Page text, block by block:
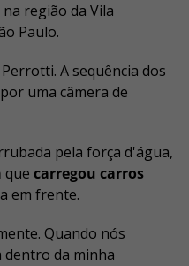
região da Vila
Paulo.
A sequência dos
uma câmera de
pela força d'água,
que carregou carros
em frente.
Quando nós
dentro da minha